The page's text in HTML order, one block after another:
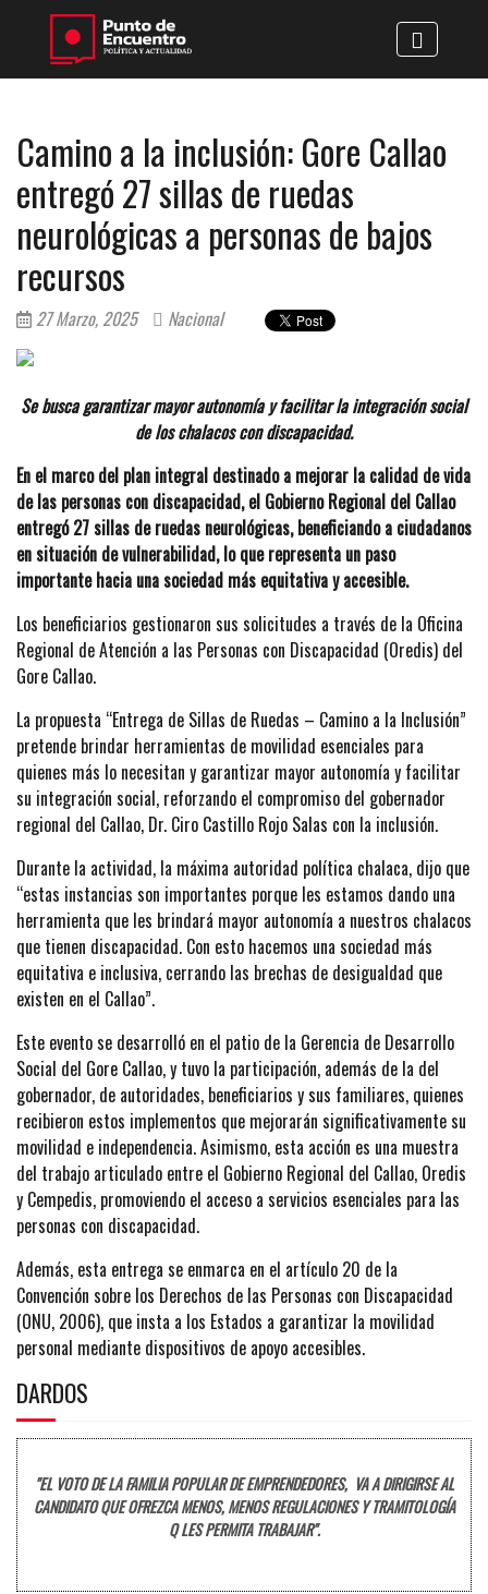
Camino a la inclusión: Gore Callao
entregó 27 sillas de ruedas
neurológicas a personas de bajos
recursos
27 Marzo, 2025 Nacional
Se busca garantizar mayor autonomía y facilitar la integración social
de los chalacos con discapacidad.
En el marco del plan integral destinado a mejorar la calidad de vida
de las personas con discapacidad, el Gobierno Regional del Callao
entregó 27 sillas de ruedas neurológicas, beneficiando a ciudadanos
en situación de vulnerabilidad, lo que representa un paso
importante hacia una sociedad más equitativa y accesible.
Los beneficiarios gestionaron sus solicitudes a través de la Oficina
Regional de Atención a las Personas con Discapacidad (Oredis) del
Gore Callao.
La propuesta “Entrega de Sillas de Ruedas – Camino a la Inclusión”
pretende brindar herramientas de movilidad esenciales para
quienes más lo necesitan y garantizar mayor autonomía y facilitar
su integración social, reforzando el compromiso del gobernador
regional del Callao, Dr. Ciro Castillo Rojo Salas con la inclusión.
Durante la actividad, la máxima autoridad política chalaca, dijo que
“estas instancias son importantes porque les estamos dando una
herramienta que les brindará mayor autonomía a nuestros chalacos
que tienen discapacidad. Con esto hacemos una sociedad más
equitativa e inclusiva, cerrando las brechas de desigualdad que
existen en el Callao”.
Este evento se desarrolló en el patio de la Gerencia de Desarrollo
Social del Gore Callao, y tuvo la participación, además de la del
gobernador, de autoridades, beneficiarios y sus familiares, quienes
recibieron estos implementos que mejorarán significativamente su
movilidad e independencia. Asimismo, esta acción es una muestra
del trabajo articulado entre el Gobierno Regional del Callao, Oredis
y Cempedis, promoviendo el acceso a servicios esenciales para las
personas con discapacidad.
Además, esta entrega se enmarca en el artículo 20 de la
Convención sobre los Derechos de las Personas con Discapacidad
(ONU, 2006), que insta a los Estados a garantizar la movilidad
personal mediante dispositivos de apoyo accesibles.
DARDOS
"EL VOTO DE LA FAMILIA POPULAR DE EMPRENDEDORES, VA A DIRIGIRSE AL
CANDIDATO QUE OFREZCA MENOS, MENOS REGULACIONES Y TRAMITOLOGÍA
Q LES PERMITA TRABAJAR".